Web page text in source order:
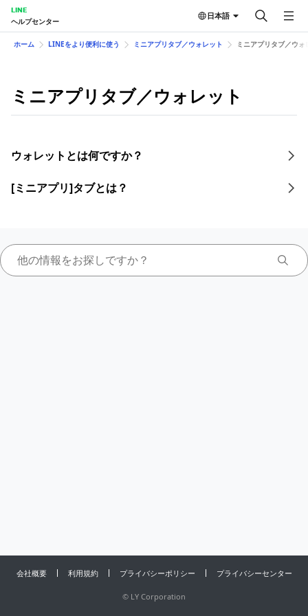
LINE
ヘルプセンター
日本語
ホーム LINEをより便利に使う ミニアプリタブ／ウォレット ミニアプリタブ／ウォ
ミニアプリタブ／ウォレット
ウォレットとは何ですか？
[ミニアプリ]タブとは？
会社概要 利用規約 プライバシーポリシー プライバシーセンター
© LY Corporation